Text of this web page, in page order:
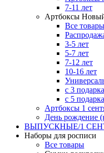
7-11 лет
Артбоксы
Все товары
3-5 лет
5-7 лет
7-12 лет
10-16 лет
с 3
с 5
Артбоксы 1
День рождение
ВЫПУСКНЫЕ/1
Наборы для росписи
Все товары